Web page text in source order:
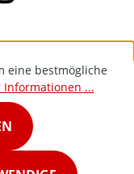
eine bestmögliche
Informationen ...